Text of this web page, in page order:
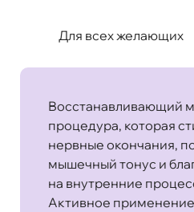
Для всех желающих
Восстанавливающий
процедура, которая
нервные окончания,
мышечный тонус и
на внутренние
Активное